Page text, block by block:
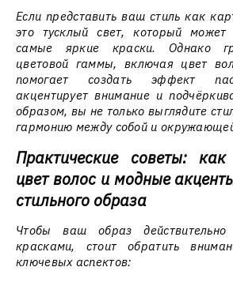
Если представить ваш стиль как
это тусклый свет, который может
самые яркие краски. Однако
цветовой гаммы, включая цвет
помогает создать эффект
акцентирует внимание и
образом, вы не только выглядите
гармонию между собой и
Практические советы: как
цвет волос и модные
стильного образа
Чтобы ваш образ
красками, стоит обратить
ключевых аспектов: